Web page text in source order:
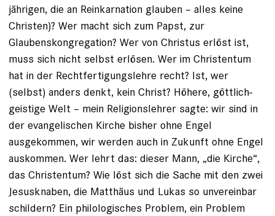
jährigen, die an Reinkarnation glauben – alles keine
Christen)? Wer macht sich zum Papst, zur
Glaubenskongregation? Wer von Christus erlöst ist,
muss sich nicht selbst erlösen. Wer im Christentum
hat in der Rechtfertigungslehre recht? Ist, wer
(selbst) anders denkt, kein Christ? Höhere, göttlich-
geistige Welt – mein Religionslehrer sagte: wir sind in
der evangelischen Kirche bisher ohne Engel
ausgekommen, wir werden auch in Zukunft ohne Engel
auskommen. Wer lehrt das: dieser Mann, „die Kirche“,
das Christentum? Wie löst sich die Sache mit den zwei
Jesusknaben, die Matthäus und Lukas so unvereinbar
schildern? Ein philologisches Problem, ein Problem